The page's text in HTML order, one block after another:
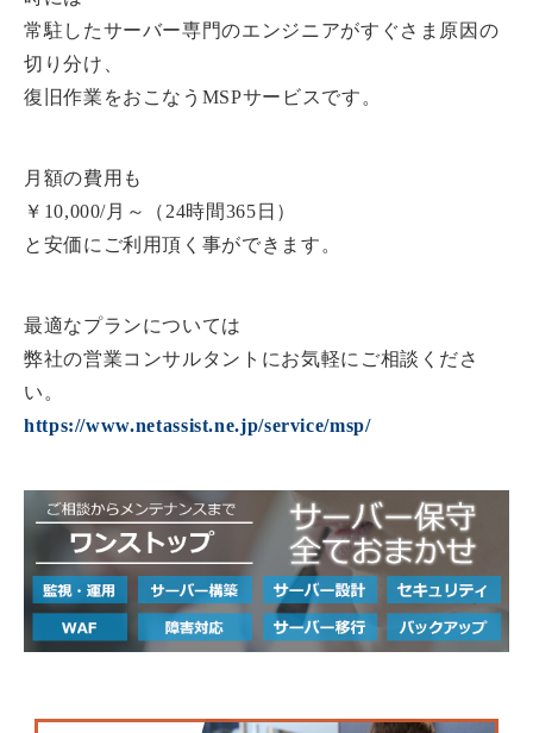
常駐したサーバー専門のエンジニアがすぐさま原因の
切り分け、
復旧作業をおこなうMSPサービスです。
月額の費用も
￥10,000/月～（24時間365日）
と安価にご利用頂く事ができます。
最適なプランについては
弊社の営業コンサルタントにお気軽にご相談くださ
い。
https://www.netassist.ne.jp/service/msp/